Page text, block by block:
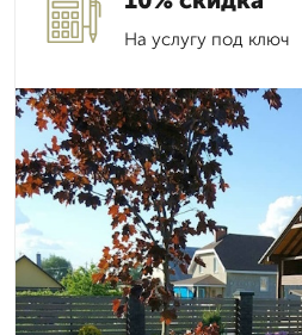
На услугу под ключ